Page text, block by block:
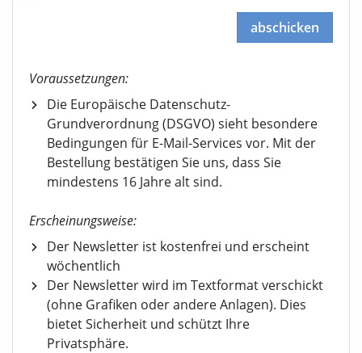
abschicken
Voraussetzungen:
Die Europäische Datenschutz-
Grundverordnung (DSGVO) sieht besondere
Bedingungen für E-Mail-Services vor. Mit der
Bestellung bestätigen Sie uns, dass Sie
mindestens 16 Jahre alt sind.
Erscheinungsweise:
Der Newsletter ist kostenfrei und erscheint
wöchentlich
Der Newsletter wird im Textformat verschickt
(ohne Grafiken oder andere Anlagen). Dies
bietet Sicherheit und schützt Ihre
Privatsphäre.